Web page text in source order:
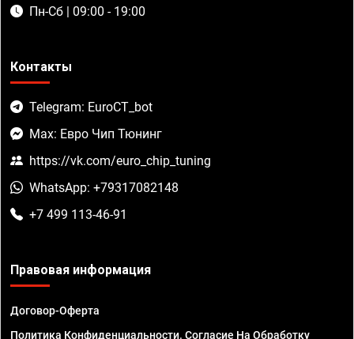
Пн-Сб | 09:00 - 19:00
Контакты
Telegram: EuroCT_bot
Max: Евро Чип Тюнинг
https://vk.com/euro_chip_tuning
WhatsApp: +79317082148
+7 499 113-46-91
Правовая информация
Договор-Оферта
Политика Конфиденциальности. Согласие На Обработку